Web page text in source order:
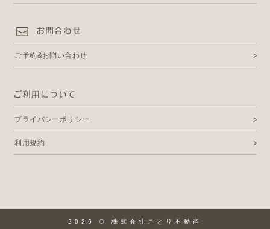
お問合わせ
ご予約&お問い合わせ
ご利用について
プライバシーポリシー
利用規約
2026 © 株式会社ことり不動産